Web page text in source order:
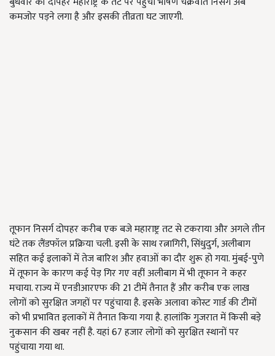
कमजोर पड़ने लगा है और इसकी तीव्रता घट जाएगी.
तूफान निसर्ग दोपहर करीब एक बजे महाराष्ट्र तट से टकराया और अगले तीन
घंटे तक लैंडफॉल प्रक्रिया चली. इसी के साथ रत्नागिरी, सिंधुदुर्ग, अलीबाग
सहित कई इलाकों में तेज बारिश और हवाओं का दौर शुरू हो गया. मुंबई-पुणे
में तूफान के कारण कई पेड़ गिर गए वहीं अलीबाग में भी तूफान ने कहर
मचाया. राज्य में एनडीआरएफ की 21 टीमें तैनात हैं और करीब एक लाख
लोगों को सुरक्षित जगहों पर पहुंचाया है. इसके अलावा कोस्ट गार्ड की टीमों
को भी प्रभावित इलाकों में तैनात किया गया है. हालांकि गुजरात में किसी बड़े
नुकसान की खबर नहीं है. यहां 67 हजार लोगों को सुरक्षित स्थानों पर
पहुंचाया गया था.